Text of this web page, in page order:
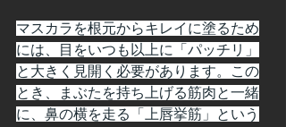
マスカラを根元からキレイに塗るため
には、目をいつも以上に「パッチリ」
と大きく見開く必要があります。この
とき、まぶたを持ち上げる筋肉と一緒
に、鼻の横を走る「上唇挙筋」という